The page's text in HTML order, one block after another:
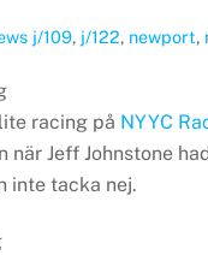
j/109, j/122, newport,
racing på NYYC
när Jeff Johnstone
inte tacka nej.